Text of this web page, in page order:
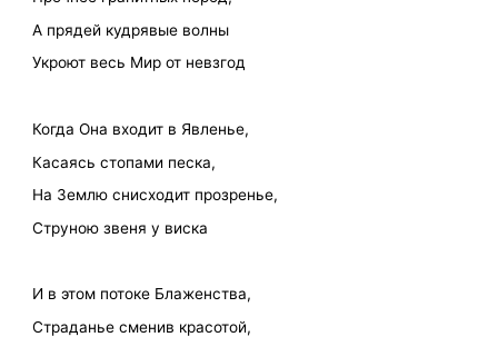
А прядей кудрявые волны
Укроют весь Мир от невзгод
Когда Она входит в Явленье,
Касаясь стопами песка,
На Землю снисходит прозренье,
Струною звеня у виска
И в этом потоке Блаженства,
Страданье сменив красотой,